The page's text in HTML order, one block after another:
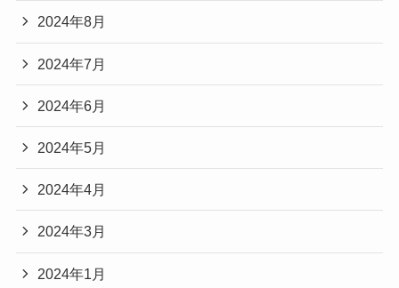
2024年8月
2024年7月
2024年6月
2024年5月
2024年4月
2024年3月
2024年1月